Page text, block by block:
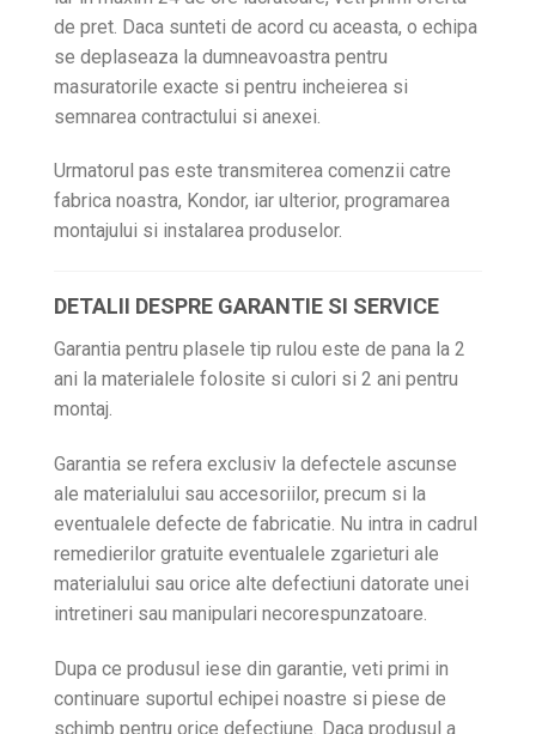
de pret. Daca sunteti de acord cu aceasta, o echipa
se deplaseaza la dumneavoastra pentru
masuratorile exacte si pentru incheierea si
semnarea contractului si anexei.
Urmatorul pas este transmiterea comenzii catre
fabrica noastra, Kondor, iar ulterior, programarea
montajului si instalarea produselor.
DETALII DESPRE GARANTIE SI SERVICE
Garantia pentru plasele tip rulou este de pana la 2
ani la materialele folosite si culori si 2 ani pentru
montaj.
Garantia se refera exclusiv la defectele ascunse
ale materialului sau accesoriilor, precum si la
eventualele defecte de fabricatie. Nu intra in cadrul
remedierilor gratuite eventualele zgarieturi ale
materialului sau orice alte defectiuni datorate unei
intretineri sau manipulari necorespunzatoare.
Dupa ce produsul iese din garantie, veti primi in
continuare suportul echipei noastre si piese de
schimb pentru orice defectiune. Daca produsul a